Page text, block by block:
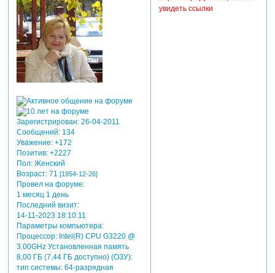
Зарегистрирован: 26-04-2011
Сообщений:134
Уважение: +172
Позитив: +2227
Пол:Женский
Возраст:71 [1954-12-26]
Провел на форуме:
1 месяц 1 день
Последний визит:
14-11-2023 18:10:11
Параметры компьютера:
Процессор: Intel(R) CPU G3220 @
3.00GHz Установленная память
8,00 ГБ (7,44 ГБ доступно) (ОЗУ):
тип системы: 64-разрядная
увидеть ссылки